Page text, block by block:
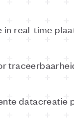
real-time
datacreatie